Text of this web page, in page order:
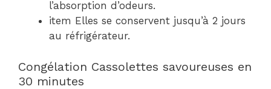
l’absorption d’odeurs.
item Elles se conservent jusqu’à 2 jours
au réfrigérateur.
Congélation Cassolettes savoureuses en
30 minutes